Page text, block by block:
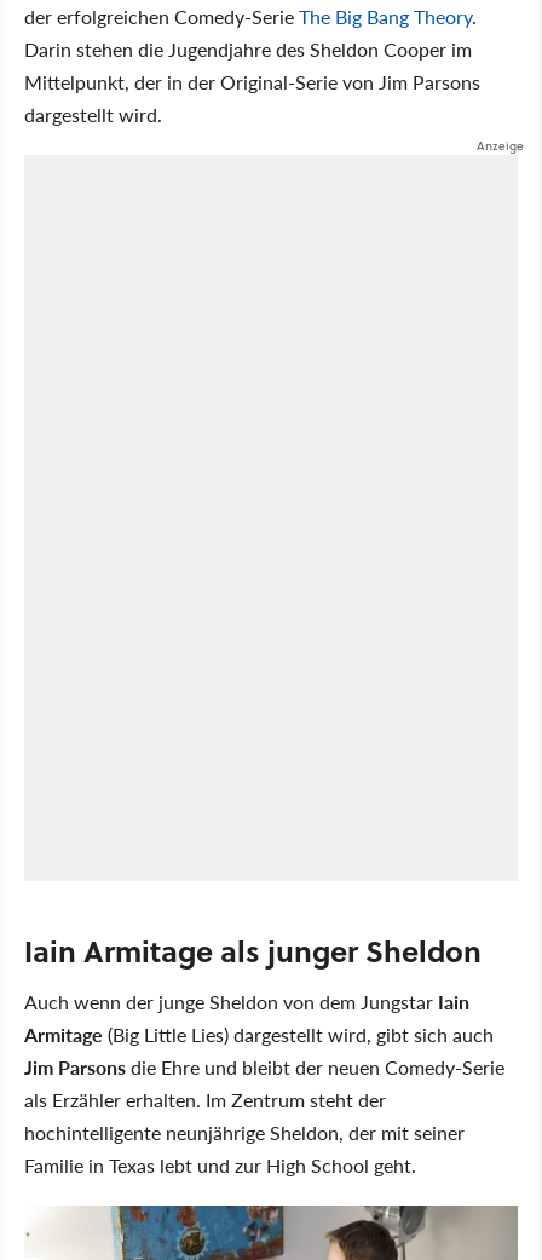
der erfolgreichen Comedy-SerieThe Big Bang Theory.
Darin stehen die Jugendjahre des Sheldon Cooper im
Mittelpunkt, der in der Original-Serie von Jim Parsons
dargestellt wird.
Iain Armitage als junger Sheldon
Auch wenn der junge Sheldon von dem Jungstar Iain
Armitage (Big Little Lies) dargestellt wird, gibt sich auch
Jim Parsonsdie Ehre und bleibt der neuen Comedy-Serie
als Erzähler erhalten. Im Zentrum steht der
hochintelligente neunjährige Sheldon, der mit seiner
Familie in Texas lebt und zur High School geht.